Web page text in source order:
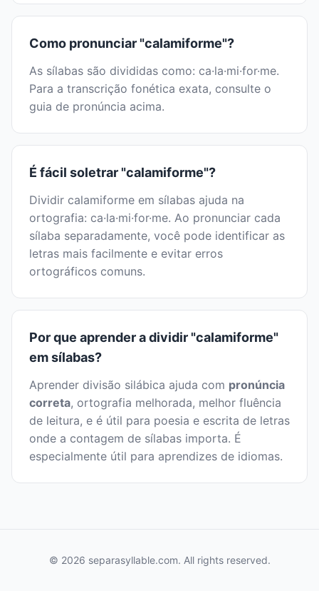
Como pronunciar "calamiforme"?
As sílabas são divididas como: ca·la·mi·for·me.
Para a transcrição fonética exata, consulte o
guia de pronúncia acima.
É fácil soletrar "calamiforme"?
Dividir calamiforme em sílabas ajuda na
ortografia: ca·la·mi·for·me. Ao pronunciar cada
sílaba separadamente, você pode identificar as
letras mais facilmente e evitar erros
ortográficos comuns.
Por que aprender a dividir "calamiforme"
em sílabas?
Aprender divisão silábica ajuda com pronúncia
correta, ortografia melhorada, melhor fluência
de leitura, e é útil para poesia e escrita de letras
onde a contagem de sílabas importa. É
especialmente útil para aprendizes de idiomas.
© 2026 separasyllable.com. All rights reserved.